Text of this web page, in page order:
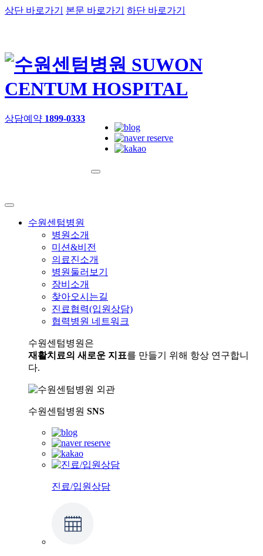
상단 바로가기 본문 바로가기 하단 바로가기
상담예약 1899-0333
수원센텀병원
병원소개
미션&비전
의료진소개
병원둘러보기
장비소개
찾아오시는길
진료협력(입원상담)
협력병원 네트워크
수원센텀병원은
재활치료의 새로운 지표를 만들기 위해 항상 연구합니
다.
수원센텀병원 SNS
진료/입원상담